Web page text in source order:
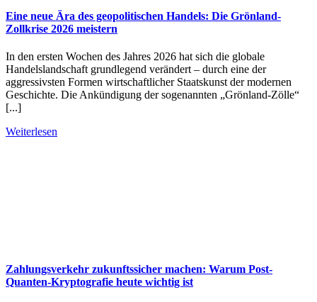
Eine neue Ära des geopolitischen Handels: Die Grönland-
Zollkrise 2026 meistern
In den ersten Wochen des Jahres 2026 hat sich die globale
Handelslandschaft grundlegend verändert – durch eine der
aggressivsten Formen wirtschaftlicher Staatskunst der modernen
Geschichte. Die Ankündigung der sogenannten „Grönland-Zölle“
[...]
Weiterlesen
Zahlungsverkehr zukunftssicher machen: Warum Post-
Quanten-Kryptografie heute wichtig ist